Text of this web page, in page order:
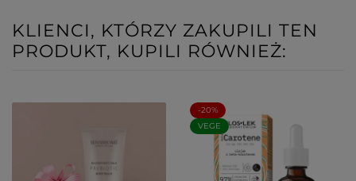
KLIENCI, KTÓRZY ZAKUPILI TEN
PRODUKT, KUPILI RÓWNIEŻ:
-20%
VEGE